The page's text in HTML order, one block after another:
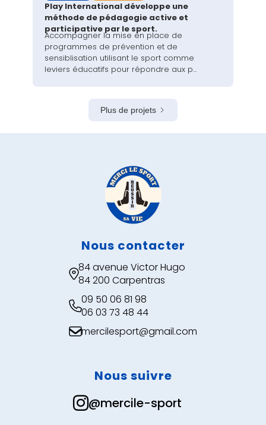
Play International développe une
méthode de pédagogie active et
participative par le sport.
Accompagner la mise en place de
programmes de prévention et de
sensiblisation utilisant le sport comme
leviers éducatifs pour répondre aux p...
Plus de projets
Nous contacter
84 avenue Victor Hugo
84 200 Carpentras
09 50 06 81 98
06 03 73 48 44
mercilesport@gmail.com
Nous suivre
@mercile-sport